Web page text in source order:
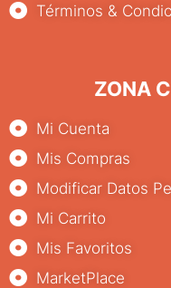
Términos &
ZONA
Mi Cuenta
Mis Compras
Modificar Datos
Mi Carrito
Mis Favoritos
MarketPlace